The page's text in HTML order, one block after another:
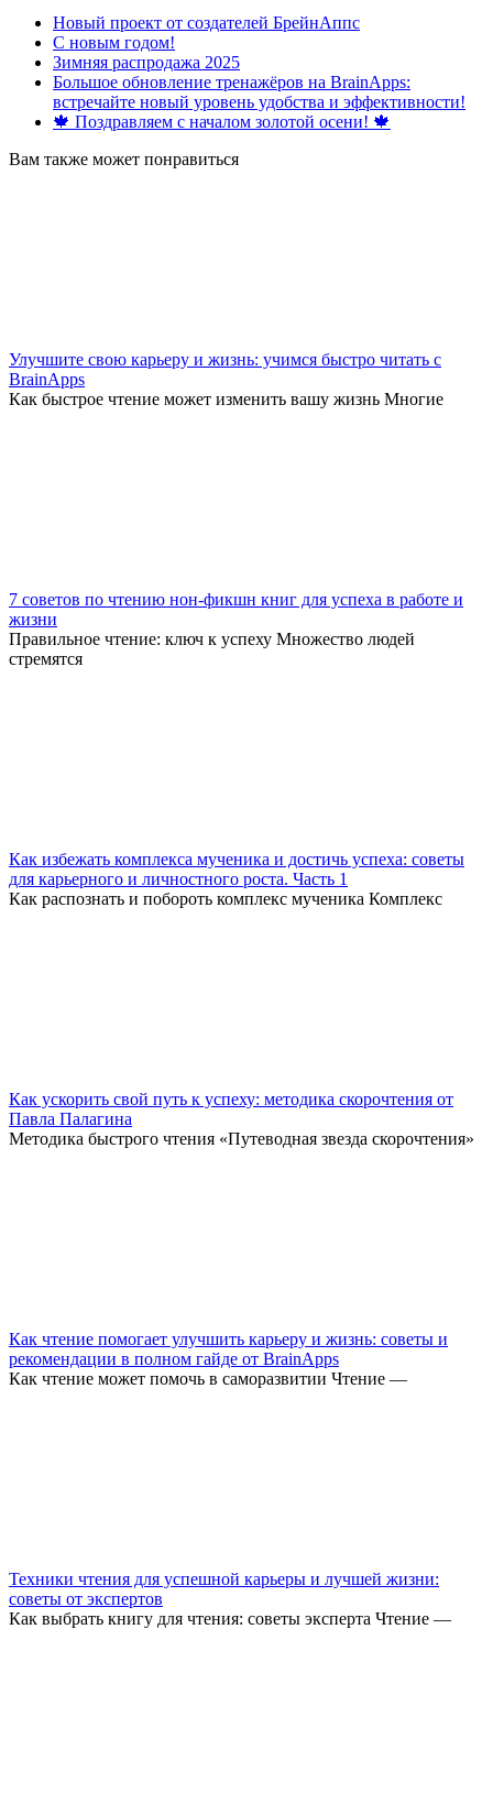
Новый проект от создателей БрейнАппс
С новым годом!
Зимняя распродажа 2025
Большое обновление тренажёров на BrainApps:
встречайте новый уровень удобства и эффективности!
🍁 Поздравляем с началом золотой осени! 🍁
Вам также может понравиться
Улучшите свою карьеру и жизнь: учимся быстро читать с
BrainApps
Как быстрое чтение может изменить вашу жизнь Многие
7 советов по чтению нон-фикшн книг для успеха в работе и
жизни
Правильное чтение: ключ к успеху Множество людей
стремятся
Как избежать комплекса мученика и достичь успеха: советы
для карьерного и личностного роста. Часть 1
Как распознать и побороть комплекс мученика Комплекс
Как ускорить свой путь к успеху: методика скорочтения от
Павла Палагина
Методика быстрого чтения «Путеводная звезда скорочтения»
Как чтение помогает улучшить карьеру и жизнь: советы и
рекомендации в полном гайде от BrainApps
Как чтение может помочь в саморазвитии Чтение —
Техники чтения для успешной карьеры и лучшей жизни:
советы от экспертов
Как выбрать книгу для чтения: советы эксперта Чтение —